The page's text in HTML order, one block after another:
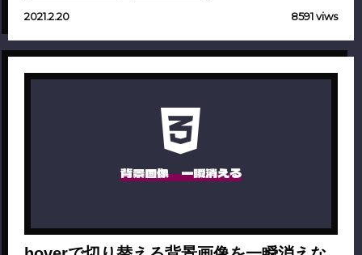
2021.2.20 8591 viws
背景画像 一瞬消える